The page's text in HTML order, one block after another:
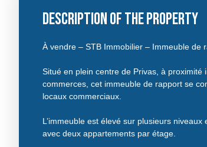
Description of the property
À vendre – STB Immobilier – Immeuble de
Situé en plein centre de Privas, à
commerces, cet immeuble de rapport se
locaux commerciaux.
L’immeuble est élevé sur plusieurs
avec deux appartements par étage.